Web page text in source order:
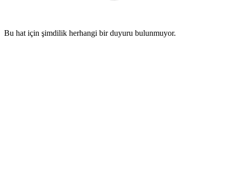
Bu hat için şimdilik herhangi bir duyuru bulunmuyor.